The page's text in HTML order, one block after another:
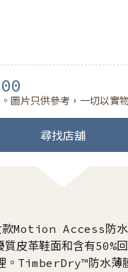
圖片只供參考，一切以實
尋找店舖
款Motion Access防水
皮革鞋面和含有50%回
。TimberDry™防水薄